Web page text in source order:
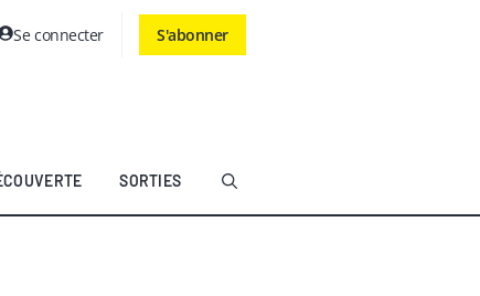
Se connecter S'abonner
SORTIES